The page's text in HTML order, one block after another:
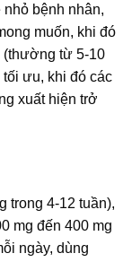
bệnh nhân,
muốn, khi đó
(thường từ 5-10
ưu, khi đó các
xuất hiện trở
trong 4-12 tuần),
mg đến 400 mg
ngày, dùng